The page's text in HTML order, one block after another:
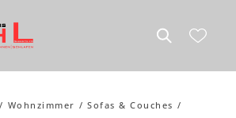
Wohnzimmer
Sofas & Couches